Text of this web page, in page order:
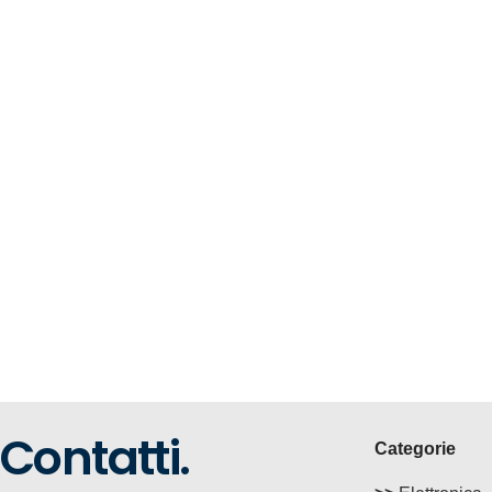
Contatti. Categorie